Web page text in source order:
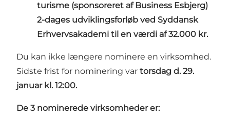
turisme (sponsoreret af Business Esbjerg)
2-dages udviklingsforløb ved Syddansk
Erhvervsakademi til en værdi af 32.000 kr.
Du kan ikke længere nominere en virksomhed.
Sidste frist for nominering var torsdag d. 29.
januar kl. 12:00.
De 3 nominerede virksomheder er: